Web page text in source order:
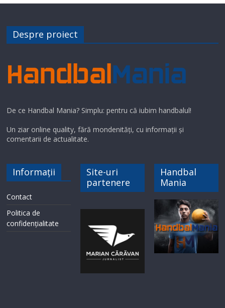
Despre proiect
De ce Handbal Mania? Simplu: pentru că iubim handbalul!
Un ziar online quality, fără mondenități, cu informații și
comentarii de actualitate.
Informații
Contact
Politica de
confidențialitate
Site-uri
partenere
Handbal
Mania